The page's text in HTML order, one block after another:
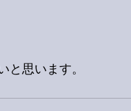
と思います。